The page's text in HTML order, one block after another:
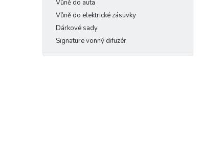
Vůně do auta
Vůně do elektrické zásuvky
Dárkové sady
Signature vonný difuzér